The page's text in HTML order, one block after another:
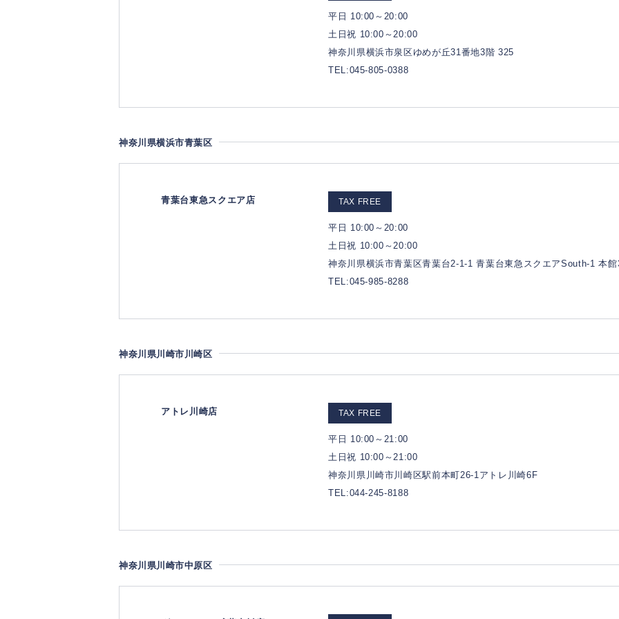
平日 10:00～20:00
土日祝 10:00～20:00
神奈川県横浜市泉区ゆめが丘31番地3階 325
TEL:045-805-0388
神奈川県横浜市青葉区
青葉台東急スクエア店 TAX FREE
平日 10:00～20:00
土日祝 10:00～20:00
神奈川県横浜市青葉区青葉台2-1-1 青葉台東急スクエアSouth-1 本
TEL:045-985-8288
神奈川県川崎市川崎区
アトレ川崎店 TAX FREE
平日 10:00～21:00
土日祝 10:00～21:00
神奈川県川崎市川崎区駅前本町26-1アトレ川崎6F
TEL:044-245-8188
神奈川県川崎市中原区